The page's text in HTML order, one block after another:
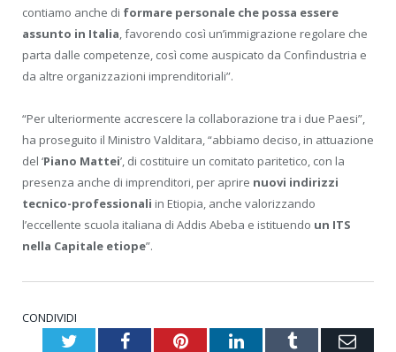
contiamo anche di formare personale che possa essere
assunto in Italia, favorendo così un’immigrazione regolare che
parta dalle competenze, così come auspicato da Confindustria e
da altre organizzazioni imprenditoriali”.
“Per ulteriormente accrescere la collaborazione tra i due Paesi”,
ha proseguito il Ministro Valditara, “abbiamo deciso, in attuazione
del ‘Piano Mattei’, di costituire un comitato paritetico, con la
presenza anche di imprenditori, per aprire nuovi indirizzi
tecnico-professionali in Etiopia, anche valorizzando
l’eccellente scuola italiana di Addis Abeba e istituendo un ITS
nella Capitale etiope”.
CONDIVIDI
TwitterFacebookPinterestLinkedInTumblr